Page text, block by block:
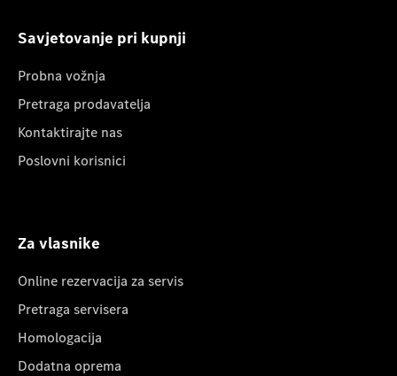
Savjetovanje pri kupnji
Probna vožnja
Pretraga prodavatelja
Kontaktirajte nas
Poslovni korisnici
Za vlasnike
Online rezervacija za servis
Pretraga servisera
Homologacija
Dodatna oprema